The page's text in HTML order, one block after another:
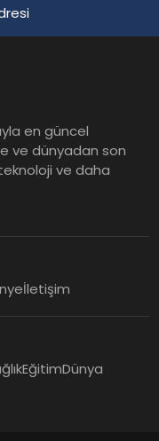
en güncel
ve dünyadan son
ve daha
İletişim
EğitimDünya